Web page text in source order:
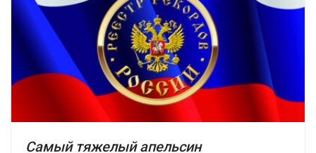
Самый тяжелый апельсин